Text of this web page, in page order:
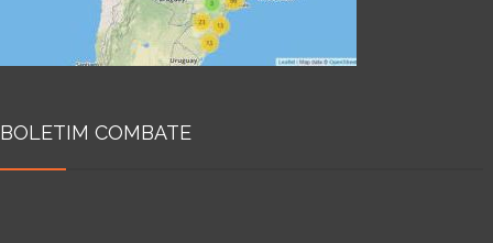
BOLETIM COMBATE